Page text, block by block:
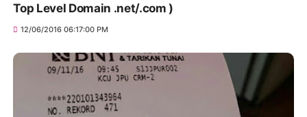
Top Level Domain .net/.com )
12/06/2016 06:17:00 PM